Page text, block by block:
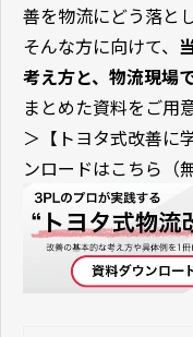
善を物流にどう落と
そんな方に向けて、
考え方と、物流現場
まとめた資料をご用
＞【トヨタ式改善に
ンロードはこちら（無